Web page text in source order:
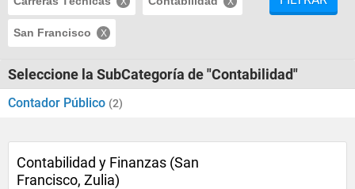
San Francisco
Seleccione la SubCategoría de "Contabilidad"
Contador Público (2)
Contabilidad y Finanzas (San
Francisco, Zulia)